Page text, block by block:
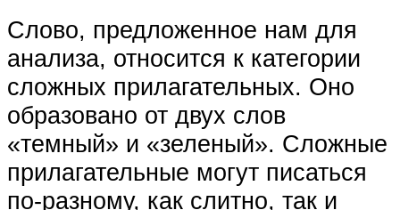
Слово, предложенное нам для
анализа, относится к категории
сложных прилагательных. Оно
образовано от двух слов
«темный» и «зеленый». Сложные
прилагательные могут писаться
по-разному, как слитно, так и